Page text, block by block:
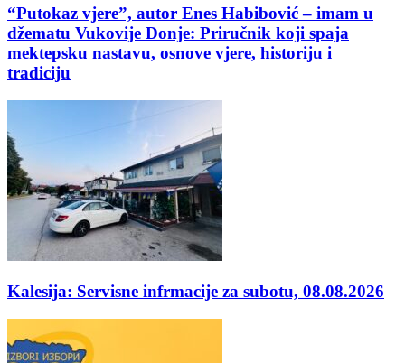
“Putokaz vjere”, autor Enes Habibović – imam u
džematu Vukovije Donje: Priručnik koji spaja
mektepsku nastavu, osnove vjere, historiju i
tradiciju
Kalesija: Servisne infrmacije za subotu, 08.08.2026